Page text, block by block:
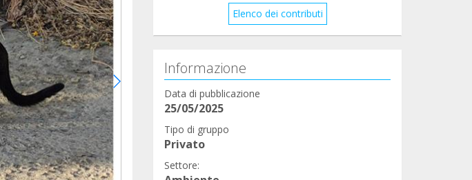
Elenco dei contributi
Informazione
Data di pubblicazione
25/05/2025
Tipo di gruppo
Privato
Settore: